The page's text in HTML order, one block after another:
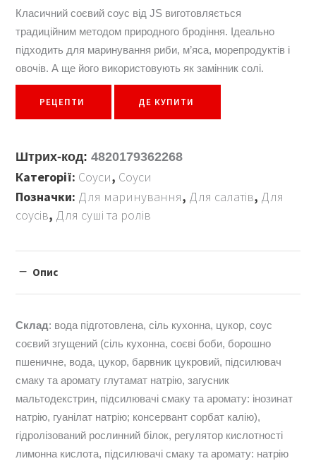
Класичний соєвий соус від JS виготовляється
традиційним методом природного бродіння. Ідеально
підходить для маринування риби, м’яса, морепродуктів і
овочів. А ще його використовують як замінник солі.
РЕЦЕПТИ ДЕ КУПИТИ
Штрих-код:4820179362268
Категорії: Соуси, Соуси
Позначки: Для маринування, Для салатів, Для
соусів, Для суші та ролів
Опис
Склад: вода підготовлена, сіль кухонна, цукор, соус
соєвий згущений (сіль кухонна, соєві боби, борошно
пшеничне, вода, цукор, барвник цукровий, підсилювач
смаку та аромату глутамат натрію, загусник
мальтодекстрин, підсилювачі смаку та аромату: інозинат
натрію, гуанілат натрію; консервант сорбат калію),
гідролізований рослинний білок, регулятор кислотності
лимонна кислота, підсилювачі смаку та аромату: натрію